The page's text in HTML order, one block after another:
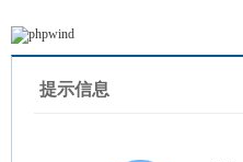
提示信息